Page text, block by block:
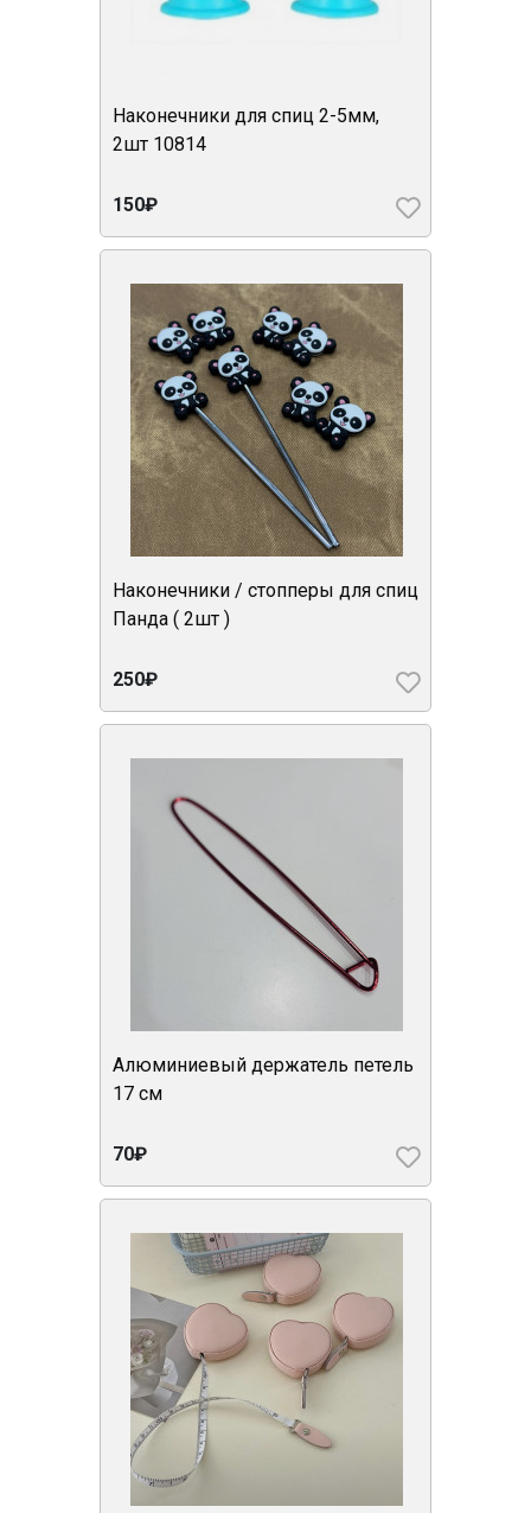
Наконечники для спиц 2-5мм,
2шт 10814
150₽
Наконечники / стопперы для спиц
Панда ( 2шт )
250₽
Алюминиевый держатель петель
17 см
70₽